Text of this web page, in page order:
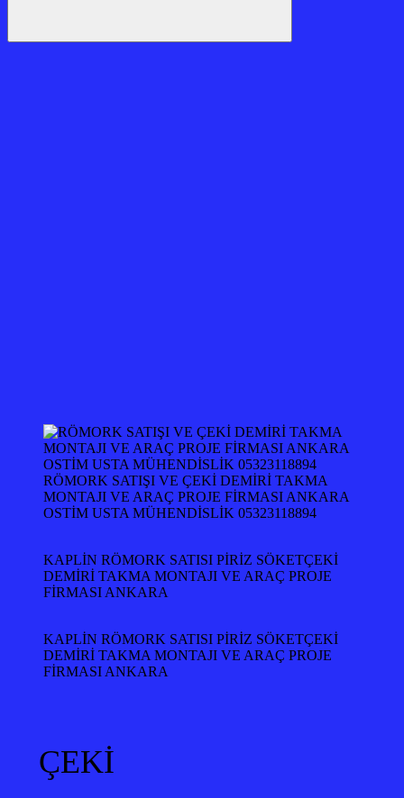
Ara
RÖMORK SATIŞI VE ÇEKİ DEMİRİ TAKMA
MONTAJI VE ARAÇ PROJE FİRMASI ANKARA
OSTİM USTA MÜHENDİSLİK 05323118894
KAPLİN RÖMORK SATISI PİRİZ SÖKETÇEKİ
DEMİRİ TAKMA MONTAJI VE ARAÇ PROJE
FİRMASI ANKARA
KAPLİN RÖMORK SATISI PİRİZ SÖKETÇEKİ
DEMİRİ TAKMA MONTAJI VE ARAÇ PROJE
FİRMASI ANKARA
ÇEKİ